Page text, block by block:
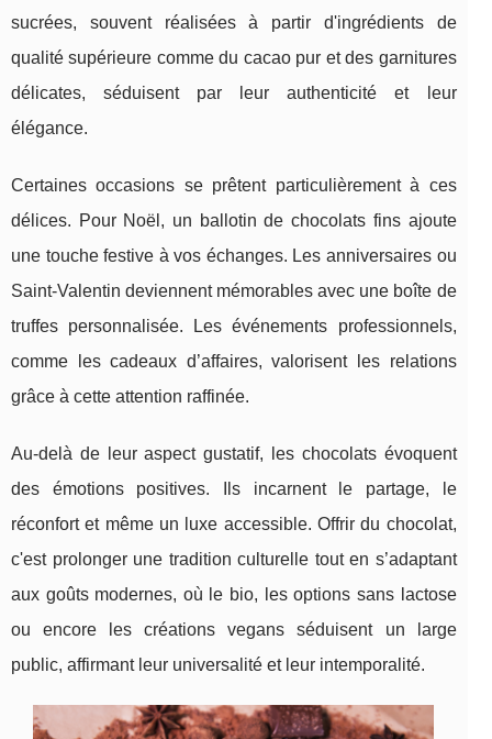
sucrées, souvent réalisées à partir d'ingrédients de
qualité supérieure comme du cacao pur et des garnitures
délicates, séduisent par leur authenticité et leur
élégance.
Certaines occasions se prêtent particulièrement à ces
délices. Pour Noël, un ballotin de chocolats fins ajoute
une touche festive à vos échanges. Les anniversaires ou
Saint-Valentin deviennent mémorables avec une boîte de
truffes personnalisée. Les événements professionnels,
comme les cadeaux d’affaires, valorisent les relations
grâce à cette attention raffinée.
Au-delà de leur aspect gustatif, les chocolats évoquent
des émotions positives. Ils incarnent le partage, le
réconfort et même un luxe accessible. Offrir du chocolat,
c'est prolonger une tradition culturelle tout en s’adaptant
aux goûts modernes, où le bio, les options sans lactose
ou encore les créations vegans séduisent un large
public, affirmant leur universalité et leur intemporalité.